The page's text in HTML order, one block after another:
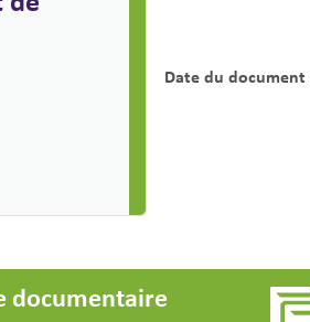
Date du document
documentaire